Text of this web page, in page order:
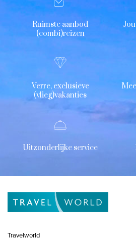
Ruimste aanbod
(combi)reizen
Verre, exclusieve
(vlieg)vakanties
Uitzonderlijke service
Travelworld